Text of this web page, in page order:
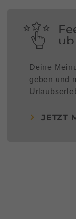
Deine
geben und
JETZT